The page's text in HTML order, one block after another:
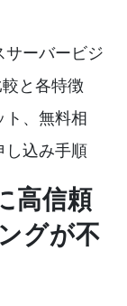
ーバービジ
と各特徴
ト、無料相
し込み手順
高信頼
グが不